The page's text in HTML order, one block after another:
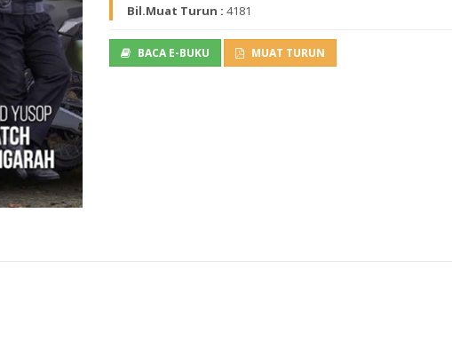
Bil.Muat Turun : 4181
BACA E-BUKU MUAT TURUN